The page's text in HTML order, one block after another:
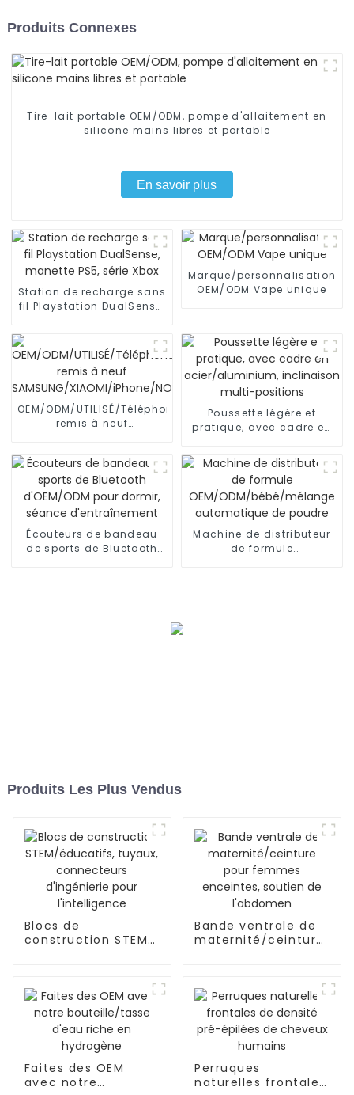
Produits Connexes
Tire-lait portable OEM/ODM, pompe d'allaitement en
silicone mains libres et portable
En savoir plus
Station de recharge sans
fil Playstation DualSense,
Marque/personnalisation
OEM/ODM Vape unique
OEM/ODM/UTILISÉ/Téléphone
remis à neuf
SAMSUNG/XIAOMI/iPhone/NOKIA
Poussette légère et
pratique, avec cadre en
inclinaison multi-
positions
Écouteurs de bandeau
de sports de Bluetooth
Machine de distributeur
de formule
Produits Les Plus Vendus
Blocs de
construction STEM/
l'intelligence
Bande ventrale de
maternité/ceinture
Faites des OEM
avec notre
Perruques
naturelles frontales